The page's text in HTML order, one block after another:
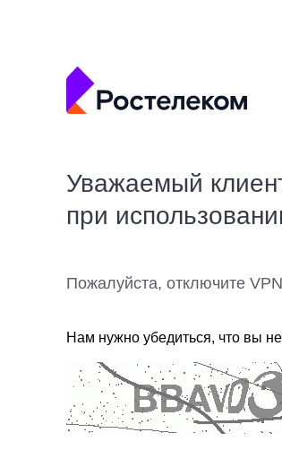
Уважаемый
при
Пожалуйста, отключите
Нам нужно убедиться, что вы